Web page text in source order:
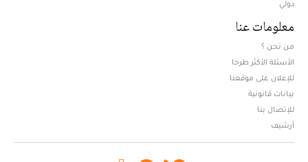
دولي
معلومات عنا
من نحن ؟
الأسئلة الأكثر طرحا
للإعلان على موقعنا
بيانات قانونية
للإتصال بنا
أرشيف